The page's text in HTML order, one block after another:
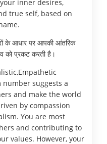
inner desires,
true self, based on
के आधार पर आपकी आंतरिक
को प्रकट करती है।
number suggests a
and make the world
by compassion
You are most
and contributing to
values. However, your